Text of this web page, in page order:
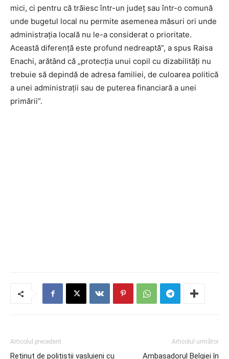
mici, ci pentru că trăiesc într-un județ sau într-o comună
unde bugetul local nu permite asemenea măsuri ori unde
administrația locală nu le-a considerat o prioritate.
Această diferență este profund nedreaptă”, a spus Raisa
Enachi, arătând că „protecția unui copil cu dizabilități nu
trebuie să depindă de adresa familiei, de culoarea politică
a unei administrații sau de puterea financiară a unei
primării”.
Articolul precedent
Reținut de polițiștii vasluieni cu
Articolul următor
Ambasadorul Belgiei în